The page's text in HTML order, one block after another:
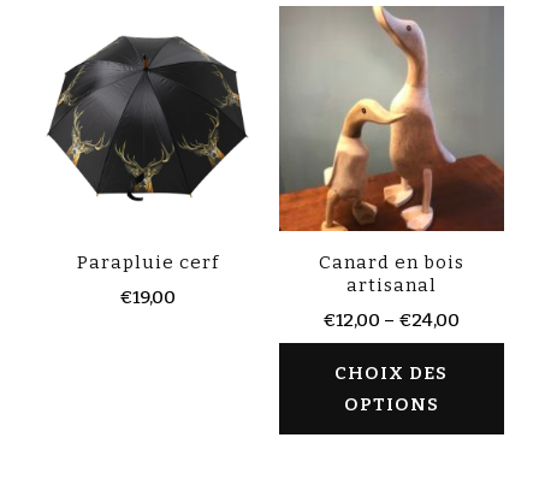
Parapluie cerf
€19,00
Canard en bois
artisanal
€12,00 – €24,00
CHOIX DES
OPTIONS